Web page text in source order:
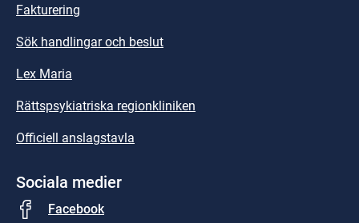
Fakturering
Sök handlingar och beslut
Lex Maria
Rättspsykiatriska regionkliniken
Officiell anslagstavla
Sociala medier
Facebook